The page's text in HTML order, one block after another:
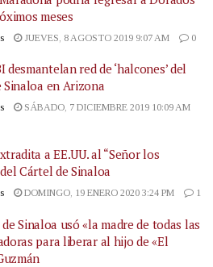
meses
JUEVES, 8 AGOSTO 2019 9:07 AM 0
desmantelan red de ‘halcones’ del
Sinaloa en Arizona
SÁBADO, 7 DICIEMBRE 2019 10:09 AM
a EE.UU. al “Señor los
Cártel de Sinaloa
DOMINGO, 19 ENERO 2020 3:24 PM 1
Sinaloa usó «la madre de todas las
para liberar al hijo de «El